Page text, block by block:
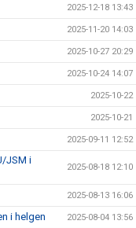
2025-12-18 13:43
2025-11-20 14:03
2025-10-27 20:29
2025-10-24 14:07
2025-10-22
2025-10-21
2025-09-11 12:52
JSM i
2025-08-18 12:10
2025-08-13 16:06
i helgen 2025-08-04 13:56